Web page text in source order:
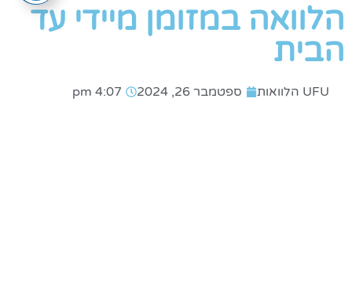
הלוואה במזומן מיידי עד
הבית
UFU הלוואות ספטמבר 26, 2024 4:07 pm